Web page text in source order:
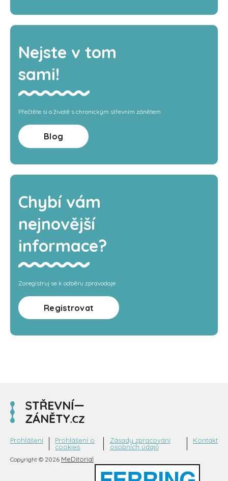
Nejste v tom
sami!
Přečtěte si o životě s chronickým střevním zánětem
Blog
Chybí vám
nejnovější
informace?
Zaregistruj se k odběru zpravodaje
Registrovat
Copyright © 2026 MeDitorial
Prohlášení
Prohlášení o
cookies
Zásady zpracování
osobních údajů
Kontakt